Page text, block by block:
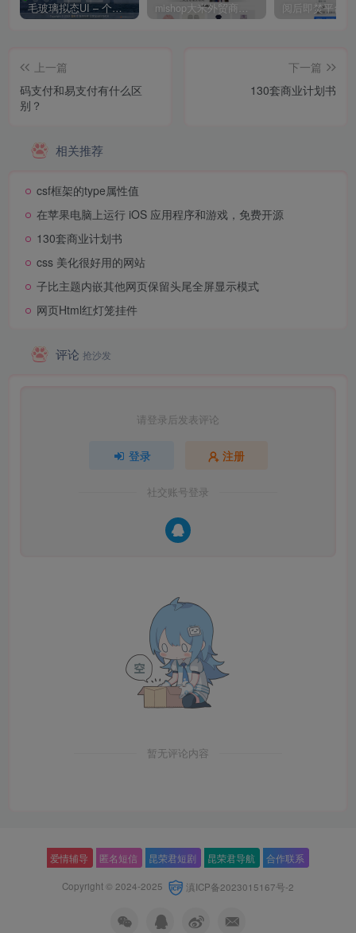
毛玻璃拟态UI – 个人主页（开源版） mishop大米外贸商城系统133种语言版本
上一篇
码支付和易支付有什么区
别？
下一篇
130套商业计划书
相关推荐
csf框架的type属性值
在苹果电脑上运行 iOS 应用程序和游戏，免费开源
130套商业计划书
css 美化很好用的网站
子比主题内嵌其他网页保留头尾全屏显示模式
网页Html红灯笼挂件
评论 抢沙发
请登录后发表评论
登录 注册
社交账号登录
暂无评论内容
爱情辅导 匿名短信 昆荣君短剧 昆荣君导航 合作联系
Copyright © 2024-2025 滇ICP备2023015167号-2